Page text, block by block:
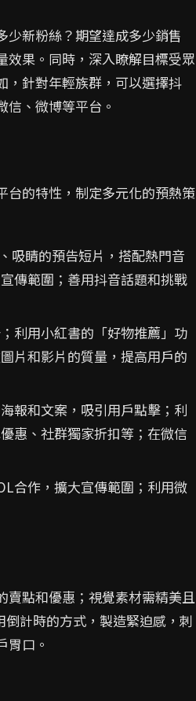
少新粉絲？期望達成多少銷售
效果。同時，深入瞭解目標受眾
，針對年輕族群，可以選擇抖
、微博等平台。
台的特性，制定多元化的預熱策
吸睛的預告短片，搭配熱門音
傳範圍；善用抖音話題和挑戰
利用小紅書的「好物推薦」功
片和影片的質量，提高用戶的
報和文案，吸引用戶點擊；利
惠、社群獨家折扣等；在微信
合作，擴大宣傳範圍；利用微
賣點和優惠；視覺素材需精美且
計時的方式，製造緊迫感，刺
胃口。